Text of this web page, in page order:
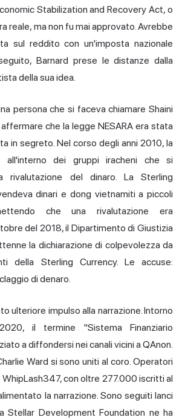
Stabilization and Recovery Act, o
reale, ma non fu mai approvato. Avrebbe
sul reddito con un'imposta nazionale
Barnard prese le distanze dalla
della sua idea.
persona che si faceva chiamare Shaini
che la legge NESARA era stata
in segreto. Nel corso degli anni 2010, la
dei gruppi iracheni che si
rivalutazione del dinaro. La Sterling
dinari e dong vietnamiti a piccoli
che una rivalutazione era
del 2018, il Dipartimento di Giustizia
la dichiarazione di colpevolezza da
della Sterling Currency. Le accuse:
di denaro.
ulteriore impulso alla narrazione. Intorno
il termine "Sistema Finanziario
a diffondersi nei canali vicini a QAnon.
Ward si sono uniti al coro. Operatori
con oltre 277.000 iscritti al
la narrazione. Sono seguiti lanci
Stellar Development Foundation ne ha